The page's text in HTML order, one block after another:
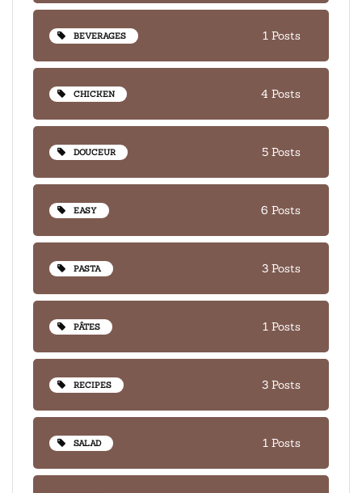
BEVERAGES 1 Posts
CHICKEN 4 Posts
DOUCEUR 5 Posts
EASY 6 Posts
PASTA 3 Posts
PÂTES 1 Posts
RECIPES 3 Posts
SALAD 1 Posts